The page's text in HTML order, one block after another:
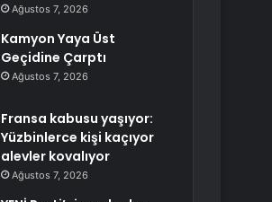
Ağustos 7, 2026
Kamyon Yaya Üst
Geçidine Çarptı
Ağustos 7, 2026
Fransa kabusu yaşıyor:
Yüzbinlerce kişi kaçıyor
alevler kovalıyor
Ağustos 7, 2026